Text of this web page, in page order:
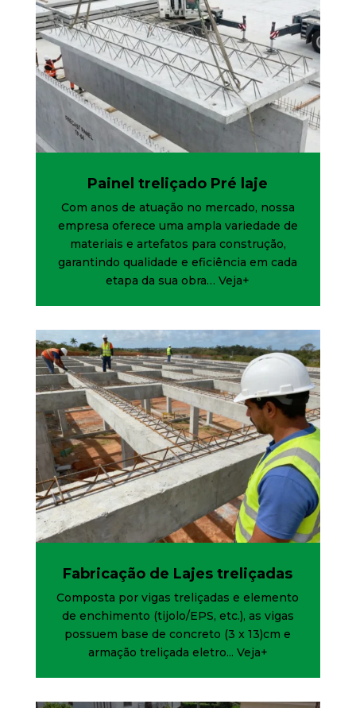
Painel treliçado Pré laje
Com anos de atuação no mercado, nossa
empresa oferece uma ampla variedade de
materiais e artefatos para construção,
garantindo qualidade e eficiência em cada
etapa da sua obra…Veja+
Fabricação de Lajes treliçadas
Composta por vigas treliçadas e elemento
de enchimento (tijolo/EPS, etc.), as vigas
possuem base de concreto (3 x 13)cm e
armação treliçada eletro... Veja+